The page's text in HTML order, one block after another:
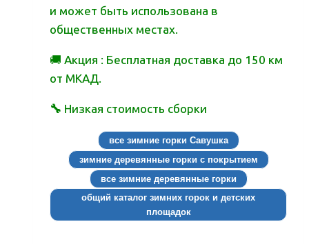
и может быть использована в
общественных местах.
🚚 Акция : Бесплатная доставка до 150 км
от МКАД.
🔧 Низкая стоимость сборки
все зимние горки Савушка
зимние деревянные горки с покрытием
все зимние деревянные горки
общий каталог зимних горок и детских
площадок